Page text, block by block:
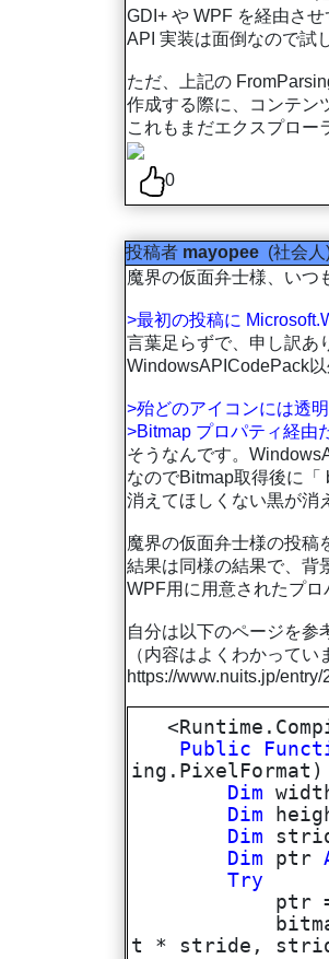
GDI+ や WPF を経由させ
API 実装は面倒なので試
ただ、上記の
作成する際に、コンテン
これもまだエクスプロー
0
投稿者 mayopee (社会人
魔界の仮面弁士様、いつ
>最初の投稿に
言葉足らずで、申し訳あ
WindowsAPICodePack以
>殆どのアイコンには透
>Bitmap プロパティ経由
そうなんです。
なのでBitmap取得後に「
消えてほしくない黒が消
魔界の仮面弁士様の投稿
結果は同様の結果で、背
WPF用に用意されたプロ
自分は以下のページを参
（内容はよくわかってい
https://www.nuits.jp/
Public
Dim
Dim
Dim
Dim ptr
Try
ptr =
t * stride,